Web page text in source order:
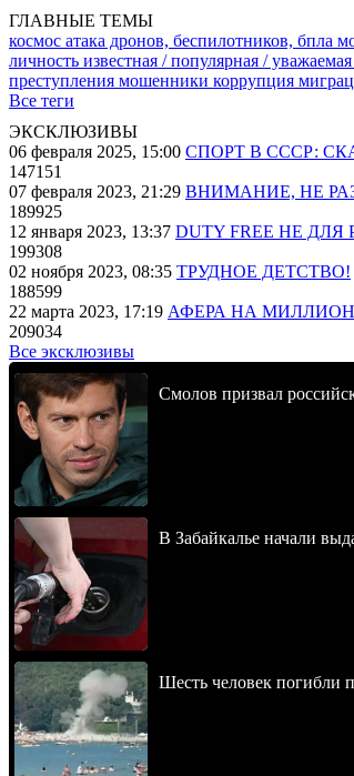
ГЛАВНЫЕ ТЕМЫ
космос атака дронов, беспилотников, бпла
личность известная / популярная /
преступления мошенники коррупция
Все теги
ЭКСКЛЮЗИВЫ
06 февраля 2025, 15:00 СПОРТ В СССР:
147151
07 февраля 2023, 21:29 ВНИМАНИЕ, НЕ
189925
12 января 2023, 13:37 DUTY FREE НЕ
199308
02 ноября 2023, 08:35 ТРУДНОЕ ДЕТСТВО!
188599
22 марта 2023, 17:19 АФЕРА НА
209034
Все эксклюзивы
Смолов призвал
В Забайкалье начали
Шесть человек погибли